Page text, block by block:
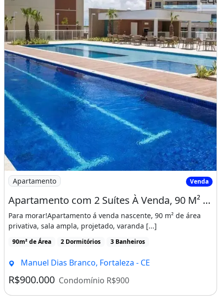
Imagem: Apartamento com 2 Suítes À Venda, 90 M²
Apartamento Venda
Apartamento com 2 Suítes À Venda, 90 M² por R$ 900.000 - Dunas - Fortaleza/Ce
Para morar!Apartamento á venda nascente, 90 m² de área
privativa, sala ampla, projetado, varanda [...]
90m² de Área 2 Dormitórios 3 Banheiros
Manuel Dias Branco, Fortaleza - CE
R$900.000 Condomínio R$900